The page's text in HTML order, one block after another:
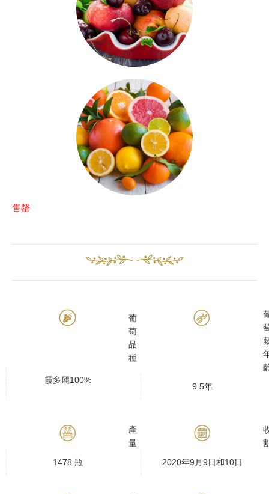
售罄
葡
萄
品
種
霞多麗100%
9.5年
產
量
1478 瓶
2020年9月9日和10日